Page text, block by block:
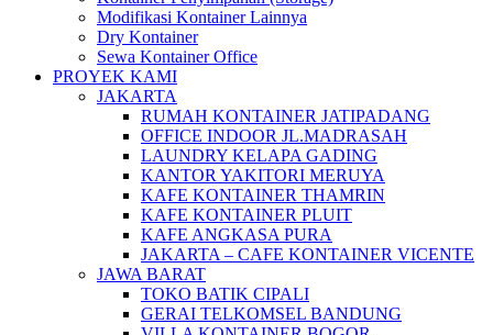
Modifikasi Kontainer Lainnya
Dry Kontainer
Sewa Kontainer Office
PROYEK KAMI
JAKARTA
RUMAH KONTAINER JATIPADANG
OFFICE INDOOR JL.MADRASAH
LAUNDRY KELAPA GADING
KANTOR YAKITORI MERUYA
KAFE KONTAINER THAMRIN
KAFE KONTAINER PLUIT
KAFE ANGKASA PURA
JAKARTA – CAFE KONTAINER VICENTE
JAWA BARAT
TOKO BATIK CIPALI
GERAI TELKOMSEL BANDUNG